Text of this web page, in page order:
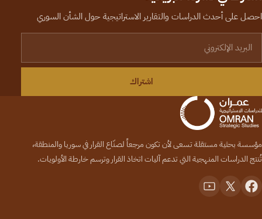
احصل على أحدث الدراسات والتقارير الاستراتيجية حول الشأن السوري
اشتراك
مؤسسة بحثية مستقلة تسعى لأن تكون مرجعاً لصنّاع القرار في سوريا والمنطقة،
تُنتج الدراسات المنهجية التي تدعم آليات اتخاذ القرار وترسم خارطة الأولويات.